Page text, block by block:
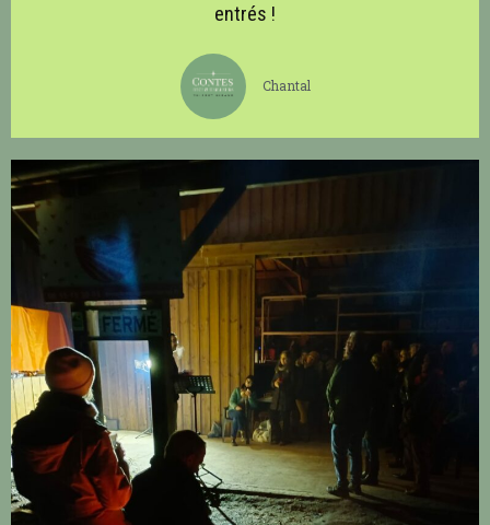
entrés !
Chantal